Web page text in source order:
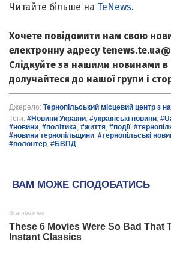
Читайте більше на TeNews.
Хочете повідомити нам свою
електронну адресу
Слідкуйте за нашими новинами в
долучайтеся до нашої групи і
Джерело: Тернопільський місцевий центр з
Теги: #Новини України, #українські новини,
#новини, #політика, #життя, #події,
#новини тернопільщини, #тернопільські
#волонтер, #БВПД